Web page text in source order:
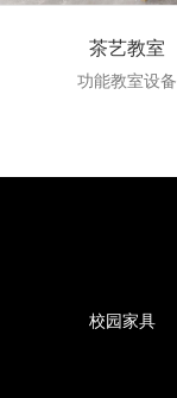
茶艺教室
功能教室设备
校园家具